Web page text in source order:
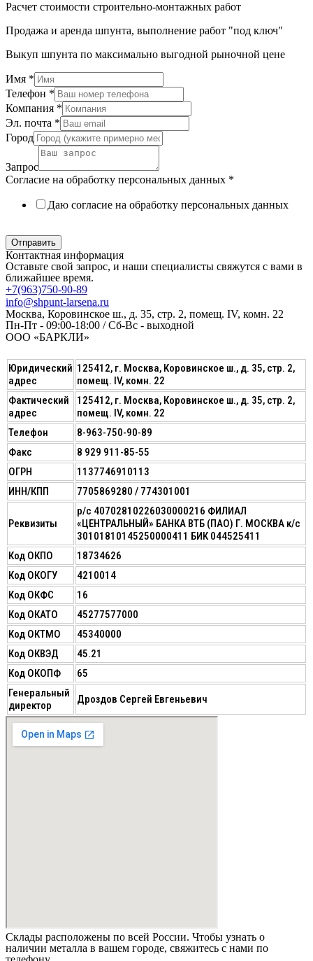
Расчет стоимости строительно-монтажных работ
Продажа и аренда шпунта, выполнение работ "под ключ"
Выкуп шпунта по максимально выгодной рыночной цене
Имя *
Телефон *
Компания *
Эл. почта *
Город
Запрос
Согласие на обработку персональных данных *
Даю согласие на обработку персональных данных
Отправить
Контактная информация
Оставьте свой запрос, и наши специалисты свяжутся с вами в
ближайшее время.
+7(963)750-90-89
info@shpunt-larsena.ru
Москва, Коровинское ш., д. 35, стр. 2, помещ. IV, комн. 22
Пн-Пт - 09:00-18:00 / Сб-Вс - выходной
ООО «БАРКЛИ»
Юридический
адрес
125412, г. Москва, Коровинское ш., д. 35, стр. 2,
помещ. IV, комн. 22
Фактический
адрес
125412, г. Москва, Коровинское ш., д. 35, стр. 2,
помещ. IV, комн. 22
Телефон
8-963-750-90-89
Факс
8 929 911-85-55
ОГРН
1137746910113
ИНН/КПП
7705869280 / 774301001
Реквизиты
р/с 40702810226030000216 ФИЛИАЛ
«ЦЕНТРАЛЬНЫЙ» БАНКА ВТБ (ПАО) Г. МОСКВА к/с
30101810145250000411 БИК 044525411
Код ОКПО
18734626
Код ОКОГУ
4210014
Код ОКФС
16
Код ОКАТО
45277577000
Код ОКТМО
45340000
Код ОКВЭД
45.21
Код ОКОПФ
65
Генеральный
директор
Дроздов Сергей Евгеньевич
Склады расположены по всей России. Чтобы узнать о
наличии металла в вашем городе, свяжитесь с нами по